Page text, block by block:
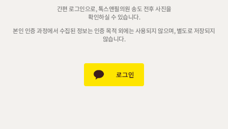
간편 로그인으로, 톡스앤필의원 송도 전후 사진을
확인하실 수 있습니다.
본인 인증 과정에서 수집된 정보는 인증 목적 외에는 사용되지 않으며, 별도로 저장되지
않습니다.